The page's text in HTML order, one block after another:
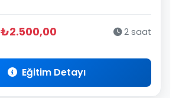
₺2.500,00 2 saat
Eğitim Detayı